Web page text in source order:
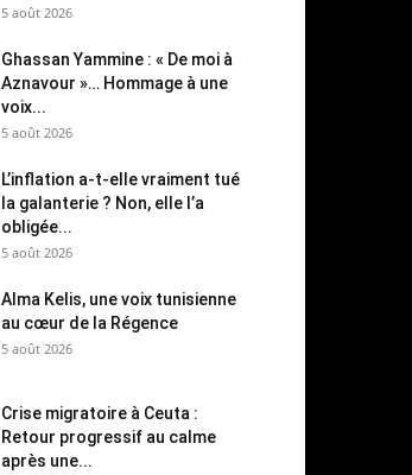
5 août 2026
Ghassan Yammine : « De moi à
Aznavour »… Hommage à une
voix...
5 août 2026
L’inflation a-t-elle vraiment tué
la galanterie ? Non, elle l’a
obligée...
5 août 2026
Alma Kelis, une voix tunisienne
au cœur de la Régence
5 août 2026
Crise migratoire à Ceuta :
Retour progressif au calme
après une...